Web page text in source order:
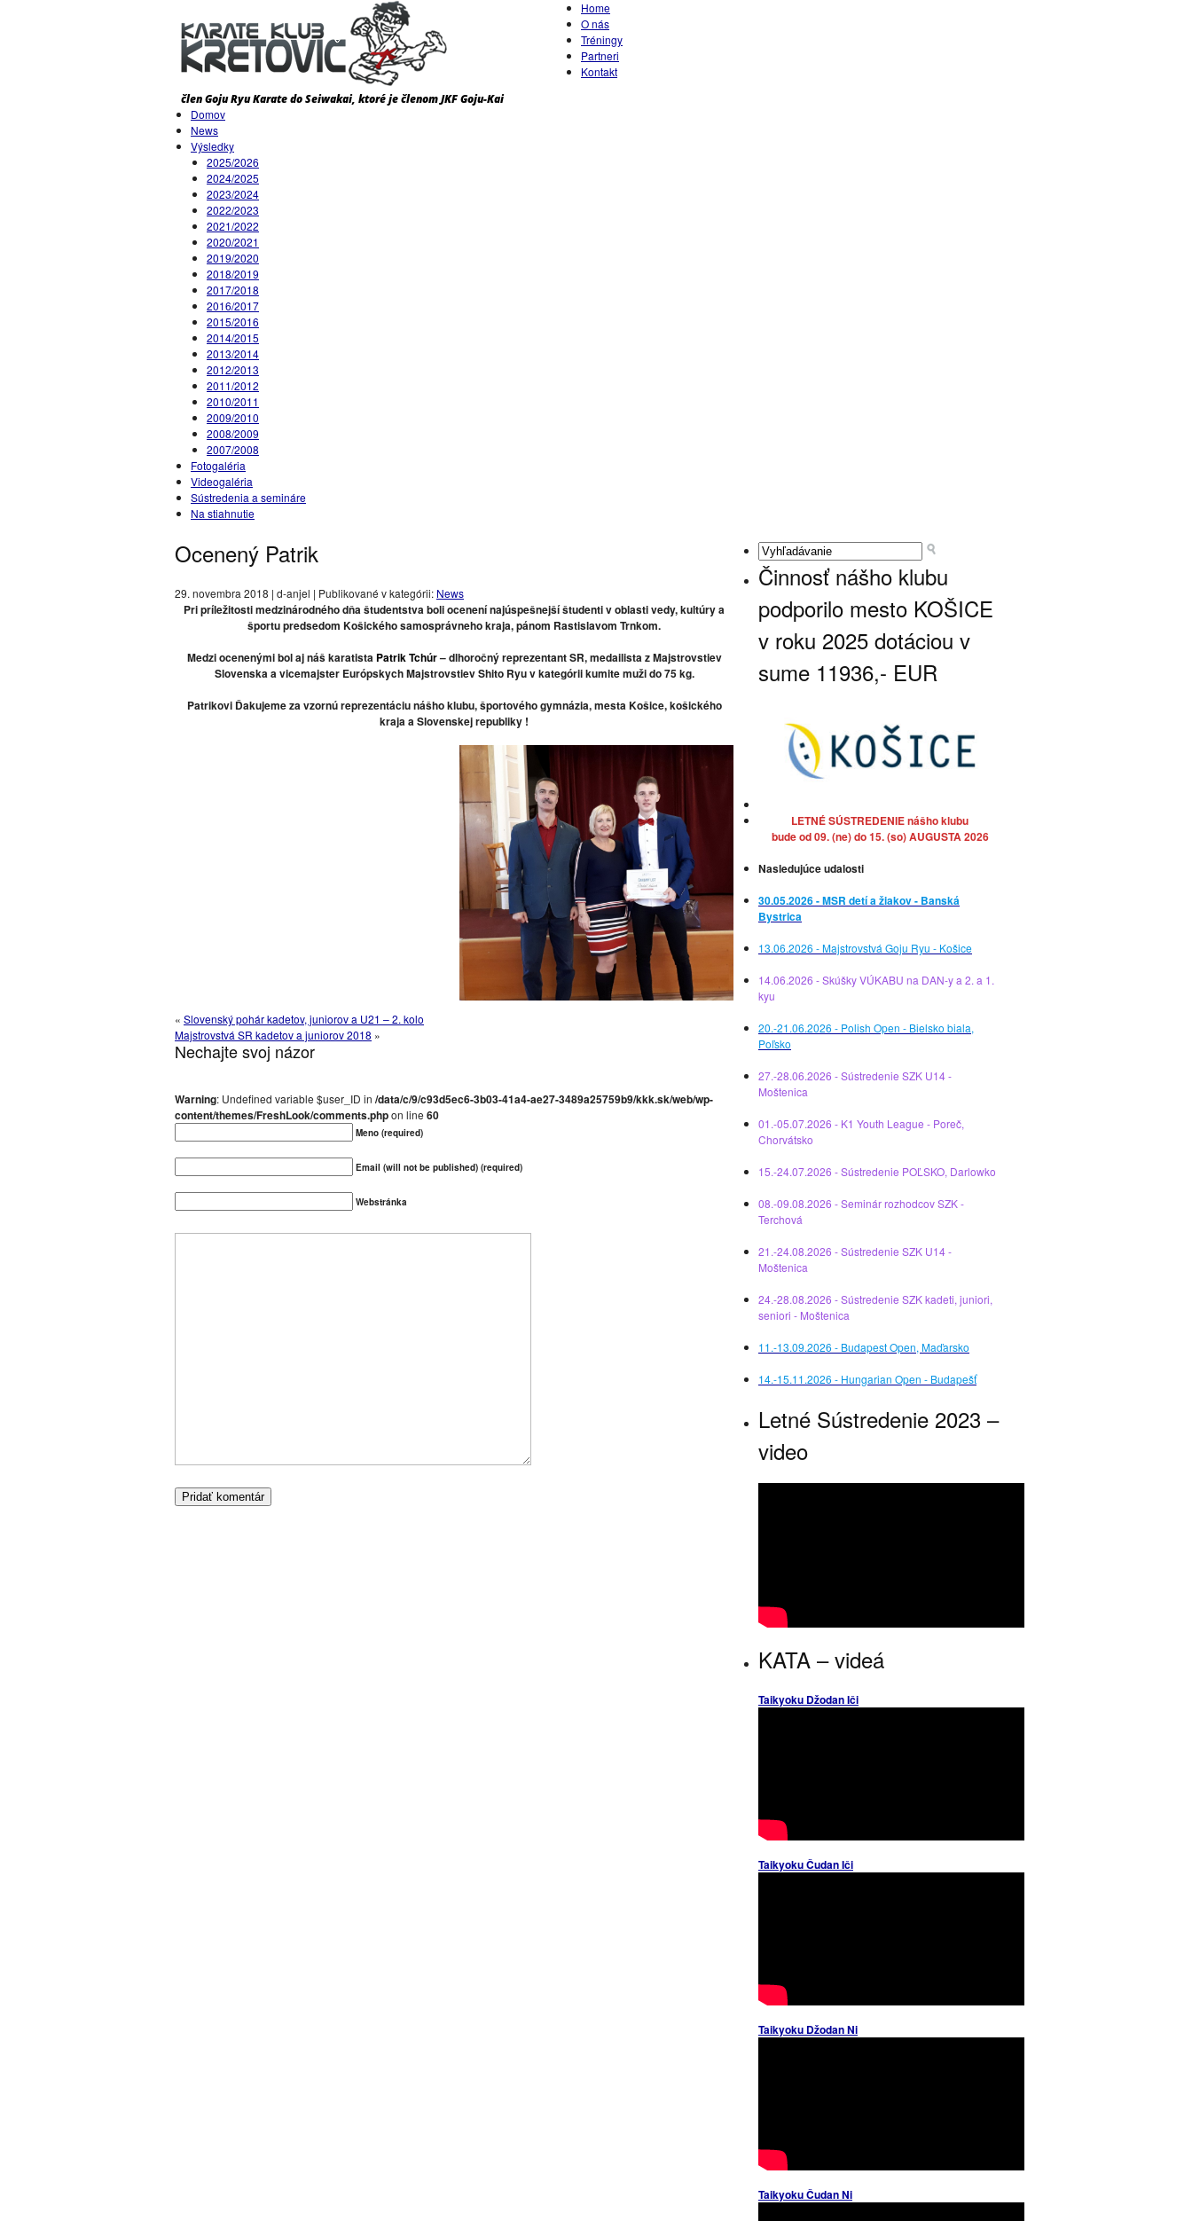
Home
O nás
Tréningy
Partneri
Kontakt
Domov
News
Výsledky
2025/2026
2024/2025
2023/2024
2022/2023
2021/2022
2020/2021
2019/2020
2018/2019
2017/2018
2016/2017
2015/2016
2014/2015
2013/2014
2012/2013
2011/2012
2010/2011
2009/2010
2008/2009
2007/2008
Fotogaléria
Videogaléria
Sústredenia a semináre
Na stiahnutie
Ocenený Patrik
29. novembra 2018 | d-anjel | Publikované v kategórii: News
Pri príležitosti medzinárodného dňa študentstva boli ocenení najúspešnejší študenti v oblasti vedy, kultúry a
športu predsedom Košického samosprávneho kraja, pánom Rastislavom Trnkom.
Medzi ocenenými bol aj náš karatista Patrik Tchúr– dlhoročný reprezentant SR, medailista z Majstrovstiev
Slovenska a vicemajster Európskych Majstrovstiev Shito Ryu v kategórii kumite muži do 75 kg.
Patrikovi Ďakujeme za vzornú reprezentáciu nášho klubu, športového gymnázia, mesta Košice, košického
kraja a Slovenskej republiky !
« Slovenský pohár kadetov, juniorov a U21 – 2. kolo
Majstrovstvá SR kadetov a juniorov 2018 »
Nechajte svoj názor
Warning: Undefined variable $user_ID in /data/c/9/c93d5ec6-3b03-41a4-ae27-3489a25759b9/kkk.sk/web/wp-
content/themes/FreshLook/comments.phpon line 60
Meno (required)
Email (will not be published) (required)
Webstránka
Činnosť nášho klubu
podporilo mesto KOŠICE
v roku 2025 dotáciou v
sume 11936,- EUR
LETNÉ SÚSTREDENIE nášho klubu
bude od 09. (ne) do 15. (so) AUGUSTA 2026
Nasledujúce udalosti
30.05.2026 - MSR detí a žiakov - Banská
Bystrica
13.06.2026 - Majstrovstvá Goju Ryu - Košice
14.06.2026 - Skúšky VÚKABU na DAN-y a 2. a 1.
kyu
20.-21.06.2026 - Polish Open - Bielsko biala,
Poľsko
27.-28.06.2026 - Sústredenie SZK U14 -
Moštenica
01.-05.07.2026 - K1 Youth League - Poreč,
Chorvátsko
15.-24.07.2026 - Sústredenie POĽSKO, Darlowko
08.-09.08.2026 - Seminár rozhodcov SZK -
Terchová
21.-24.08.2026 - Sústredenie SZK U14 -
Moštenica
24.-28.08.2026 - Sústredenie SZK kadeti, juniori,
seniori - Moštenica
11.-13.09.2026 - Budapest Open, Maďarsko
14.-15.11.2026 - Hungarian Open - Budapešť
Letné Sústredenie 2023 –
video
KATA – videá
Taikyoku Džodan Iči
Taikyoku Čudan Iči
Taikyoku Džodan Ni
Taikyoku Čudan Ni